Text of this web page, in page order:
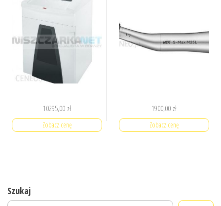
10295,00 zł
Zobacz cenę
1900,00 zł
Zobacz cenę
Szukaj